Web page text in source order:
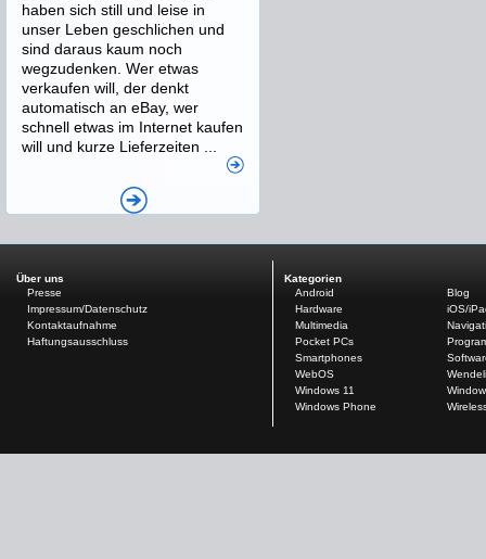
haben sich still und leise in
unser Leben geschlichen und
sind daraus kaum noch
wegzudenken. Wer etwas
verkaufen will, der denkt
automatisch an eBay, wer
schnell etwas im Internet kaufen
will und kurze Lieferzeiten ...
Über uns
Presse
Impressum/Datenschutz
Kontaktaufnahme
Haftungsausschluss
Kategorien
Android
Blog
Hardware
iOS/
Multimedia
Pocket PCs
Smartphones
WebOS
Windows 11
Windows Phone